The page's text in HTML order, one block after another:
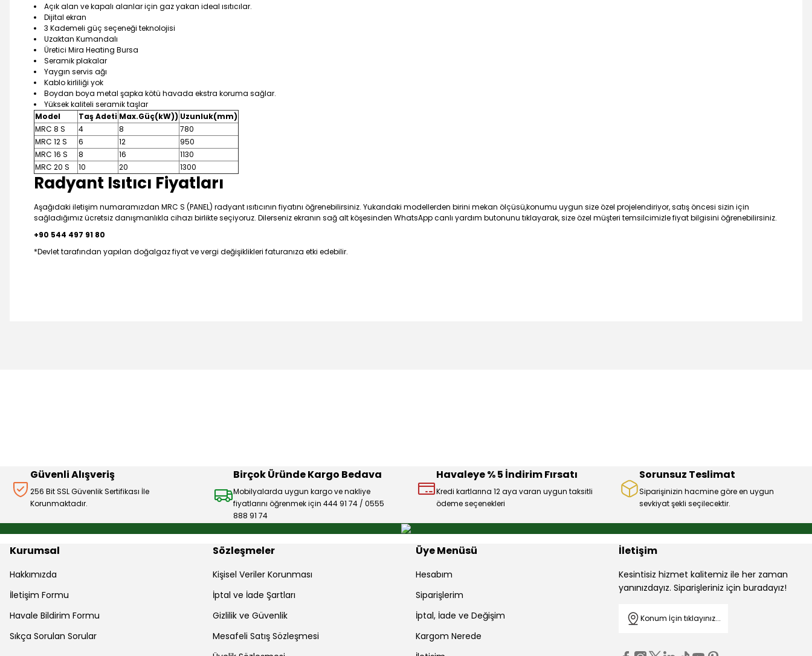
Açık alan ve kapalı alanlar için gaz yakan ideal ısıtıcılar.
Dijital ekran
3 Kademeli güç seçeneği teknolojisi
Uzaktan Kumandalı
Üretici Mira Heating Bursa
Seramik plakalar
Yaygın servis ağı
Kablo kirliliği yok
Boydan boya metal şapka kötü havada ekstra koruma sağlar.
Yüksek kaliteli seramik taşlar
Model
Taş Adeti Max.Güç(kW)) Uzunluk(mm)
MRC 8 S
4 8
780
MRC 12 S
6 12
950
MRC 16 S
8 16
1130
MRC 20 S
10 20 1300
Radyant Isıtıcı Fiyatları
Aşağıdaki iletişim numaramızdan MRC S (PANEL) radyant ısıtıcının fiyatını öğrenebilirsiniz. Yukarıdaki modellerden birini mekan ölçüsü,konumu uygun size özel projelendiriyor, satış öncesi sizin için
sağladığımız ücretsiz danışmanlıkla cihazı birlikte seçiyoruz. Dilerseniz ekranın sağ alt köşesinden WhatsApp canlı yardım butonunu tıklayarak, size özel müşteri temsilcimizle fiyat bilgisini öğrenebilirsiniz.
+90 544 497 91 80
*Devlet tarafından yapılan doğalgaz fiyat ve vergi değişiklikleri faturanıza etki edebilir.
Güvenli Alışveriş
256 Bit SSL Güvenlik Sertifikası İle
Korunmaktadır.
Birçok Üründe Kargo Bedava
Mobilyalarda uygun kargo ve nakliye
fiyatlarını öğrenmek için 444 91 74 / 0555
888 91 74
Havaleye % 5 İndirim Fırsatı
Kredi kartlarına 12 aya varan uygun taksitli
ödeme seçenekleri
Sorunsuz Teslimat
Siparişinizin hacmine göre en uygun
sevkiyat şekli seçilecektir.
Kurumsal
Hakkımızda
İletişim Formu
Havale Bildirim Formu
Sıkça Sorulan Sorular
Sözleşmeler
Kişisel Veriler Korunması
İptal ve İade Şartları
Gizlilik ve Güvenlik
Mesafeli Satış Sözleşmesi
Üye Menüsü
Hesabım
Siparişlerim
İptal, İade ve Değişim
Kargom Nerede
İletişim
Kesintisiz hizmet kalitemiz ile her zaman
yanınızdayız. Siparişleriniz için buradayız!
Konum İçin tıklayınız...